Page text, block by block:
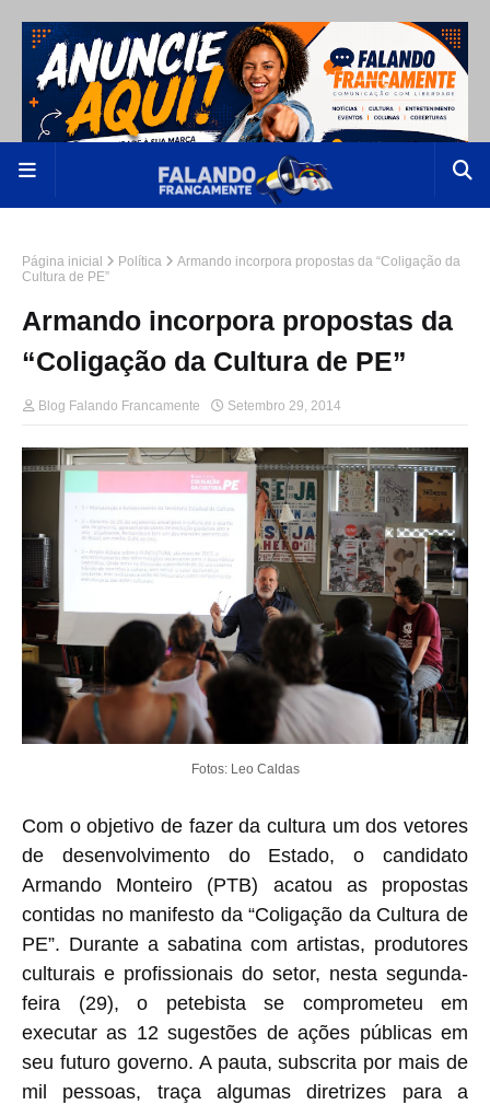
Página inicial Política
Armando incorpora propostas da “Coligação da
Cultura de PE”
Armando incorpora propostas da
“Coligação da Cultura de PE”
Blog Falando Francamente Setembro 29, 2014
Fotos: Leo Caldas
Com o objetivo de fazer da cultura um dos vetores
de desenvolvimento do Estado, o candidato
Armando Monteiro (PTB) acatou as propostas
contidas no manifesto da “Coligação da Cultura de
PE”. Durante a sabatina com artistas, produtores
culturais e profissionais do setor, nesta segunda-
feira (29), o petebista se comprometeu em
executar as 12 sugestões de ações públicas em
seu futuro governo. A pauta, subscrita por mais de
mil pessoas, traça algumas diretrizes para a